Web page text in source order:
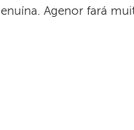
Agenor fará